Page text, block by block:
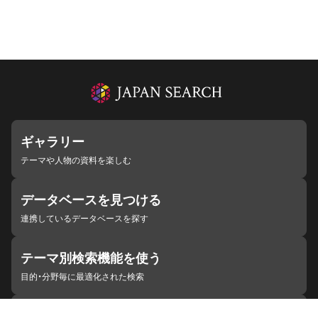
ギャラリー
テーマや人物の資料を楽しむ
データベースを見つける
連携しているデータベースを探す
テーマ別検索機能を使う
目的・分野毎に最適化された検索